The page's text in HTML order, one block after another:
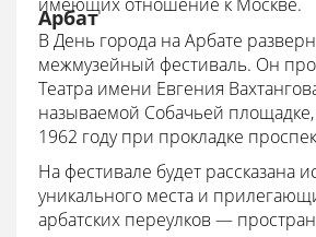
Арбат
В День города на Арбате
межмузейный фестиваль. Он
Театра имени Евгения
называемой Собачьей
1962 году при прокладке
На фестивале будет рассказана
уникального места и
арбатских переулков —